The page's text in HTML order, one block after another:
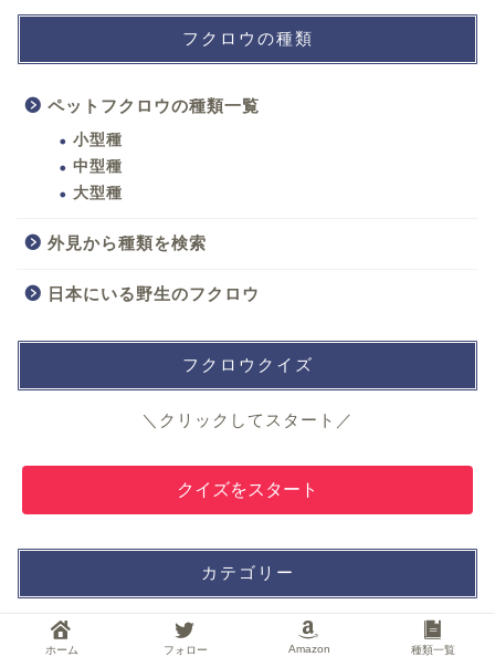
フクロウの種類
ペットフクロウの種類一覧
小型種
中型種
大型種
外見から種類を検索
日本にいる野生のフクロウ
フクロウクイズ
＼クリックしてスタート／
クイズをスタート
カテゴリー
ホーム フォロー Amazon 種類一覧